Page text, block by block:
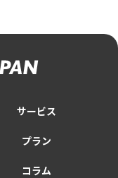
サービス
プラン
コラム